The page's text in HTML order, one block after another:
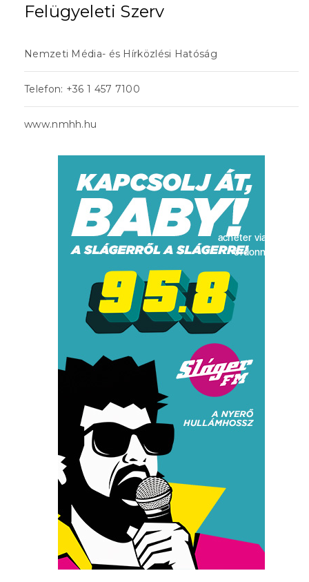
Felügyeleti Szerv
Nemzeti Média- és Hírközlési Hatóság
Telefon: +36 1 457 7100
www.nmhh.hu
acheter viagra sans
ordonnance